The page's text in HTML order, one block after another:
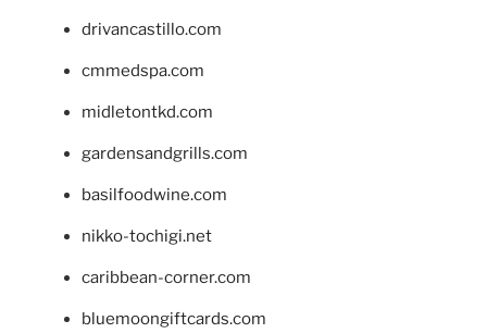
drivancastillo.com
cmmedspa.com
midletontkd.com
gardensandgrills.com
basilfoodwine.com
nikko-tochigi.net
caribbean-corner.com
bluemoongiftcards.com